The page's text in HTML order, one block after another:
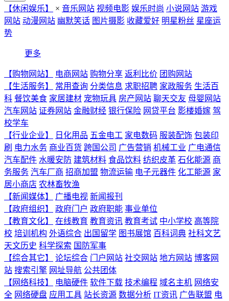
【休闲娱乐】 × 音乐网站 视频电影 娱乐时尚 小说网站 游戏
网站 动漫网站 幽默笑话 图片摄影 收藏爱好 明星粉丝 星座运
势
更多
【购物网站】 电商网站 购物分享 返利比价 团购网站
【生活服务】
常用查询 分类信息 求职招聘 家政服务 生活百
科 餐饮美食 家居建材 宠物玩具 房产网站 聊天交友 母婴网站
汽车网站 证券网站 金融财经 银行保险 网贷平台 影楼婚嫁 驾
校学车
【行业企业】
日化用品 五金电工 家电数码 服装配饰 包装印
刷 电力水务 商业百货 跨国公司 广告营销 机械工业 广电通信
汽车配件 水暖安防 建筑材料 食品饮料 纺织皮革 石化能源 商
务服务 汽车厂商 招商加盟 物流运输 电子元器件 化工能源 家
居小商店 农林畜牧渔
【新闻媒体】
广播电视 新闻报刊
【政府组织】
政府门户 政府职能 事业单位
【教育文化】
在线教育 教育资讯 教育考试 中小学校 高等院
校 培训机构 外语综合 出国留学 图书展馆 百科词典 社科文艺
天文历史 科学探索 国防军事
【综合其它】
论坛综合 门户网站 社交网站 地方网站 博客网
站 搜索引擎 网址导航 公共团体
【网络科技】
电脑硬件 软件下载 技术编程 域名主机 网络安
全 网络硬盘 应用工具 站长资源 数据分析 IT资讯 广告联盟 电